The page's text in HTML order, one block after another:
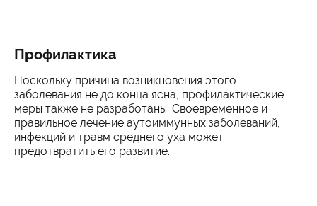
Профилактика
Поскольку причина возникновения этого
заболевания не до конца ясна, профилактические
меры также не разработаны. Своевременное и
правильное лечение аутоиммунных заболеваний,
инфекций и травм среднего уха может
предотвратить его развитие.